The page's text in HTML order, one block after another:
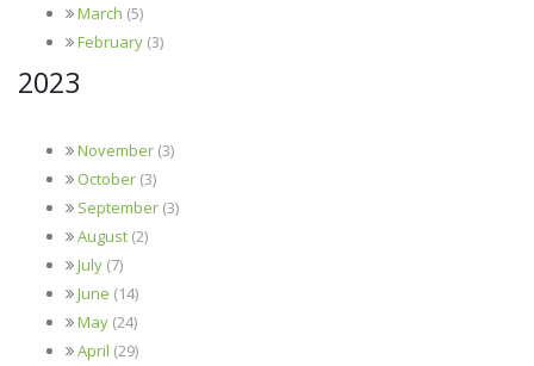
March (5)
February (3)
2023
November (3)
October (3)
September (3)
August (2)
July (7)
June (14)
May (24)
April (29)